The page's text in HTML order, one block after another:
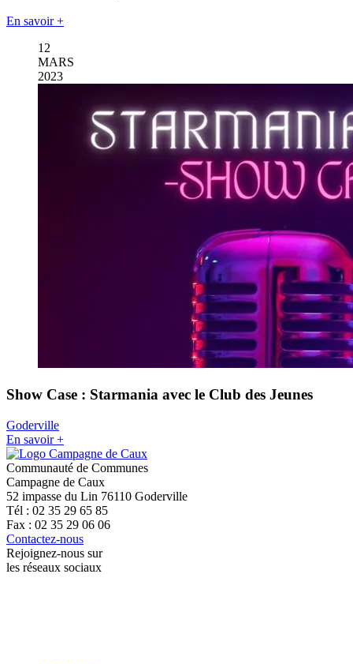
En savoir +
12
MARS
2023
Show Case : Starmania avec le Club des Jeunes
Goderville
En savoir +
Communauté de Communes
Campagne de Caux
52 impasse du Lin 76110 Goderville
Tél : 02 35 29 65 85
Fax : 02 35 29 06 06
Contactez-nous
Rejoignez-nous sur
les réseaux sociaux